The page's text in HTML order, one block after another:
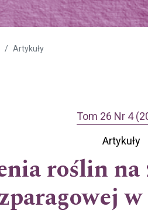
Artykuły
Tom 26 Nr 4
Artykuły
roślin